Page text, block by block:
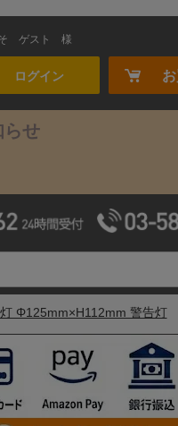
ゲスト 様
ログイン
らせ
Φ125mm×H112mm 警告灯